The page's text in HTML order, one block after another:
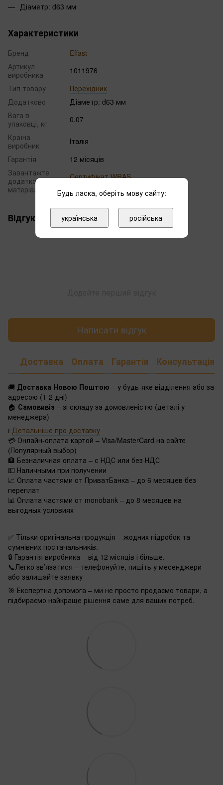
Діаметр: d63 мм
Характеристики
Бренд
Effast
Артикул
виробника
1011976
Тип товару
Перехідник
Додатково
Діаметр: d63 мм
Вага в
упаковці, кг
0.07
Країна
виробник
Італія
Гарантія
12 місяців
Завантажте
додаткові
матеріали
Cертифікат WRAS
Відгуки
Написати відгук
Доставка Оплата Гарантія Консультація
🚚 Доставка Новою Поштою – у будь-яке відділення або за
адресою (1-2 дні)
🏠 Самовивіз – зі складу за домовленістю (деталі у
менеджера)
ℹ️ Детальніше про доставку
💳 Онлайн-оплата картой – Visa/MasterCard на сайте
(Популярный выбор)
🏦 Безналичная оплата – с НДС или без НДС
💵 Наличными при получении
📈 Оплата частями от ПриватБанка – до 6 месяцев без
переплат
📊 Оплата частями от monobank – до 8 месяцев на
выгодных условиях
✅ Тільки оригінальна продукція – жодних підробок та
сумнівних постачальників.
🔒 Гарантія виробника – від 12 місяців і більше.
📞Легко зв’язатися – телефонуйте, пишіть у месенджери
або залишайте заявку
🎯 Експертна допомога – ми не просто продаємо товари, а
підбираємо найкраще рішення саме для ваших потреб.
Будь ласка, оберіть мову сайту:
українська російська